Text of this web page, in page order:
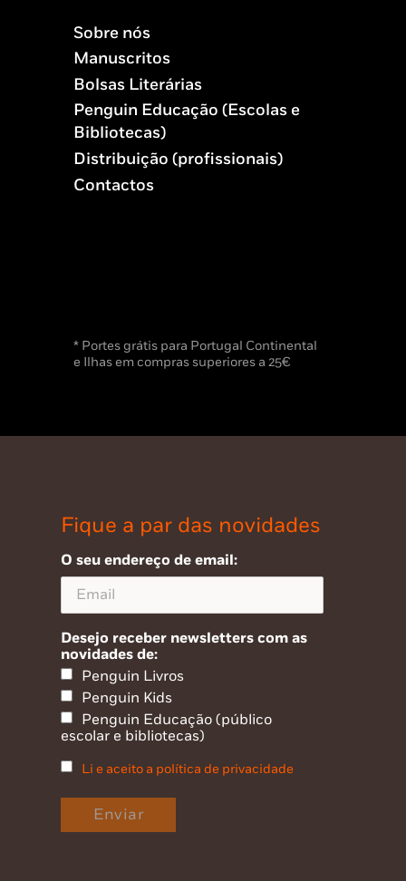
Sobre nós
Manuscritos
Bolsas Literárias
Penguin Educação (Escolas e
Bibliotecas)
Distribuição (profissionais)
Contactos
* Portes grátis para Portugal Continental
e Ilhas em compras superiores a 25€
Fique a par das novidades
O seu endereço de email:
Desejo receber newsletters com as
novidades de:
Penguin Livros
Penguin Kids
Penguin Educação (público
escolar e bibliotecas)
Li e aceito a política de privacidade